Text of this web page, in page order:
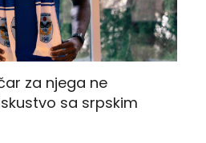
za njega ne
sa srpskim